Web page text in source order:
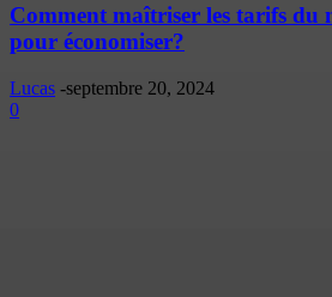
Comment maîtriser les tarifs du
pour économiser?
Lucas -septembre 20, 2024
0